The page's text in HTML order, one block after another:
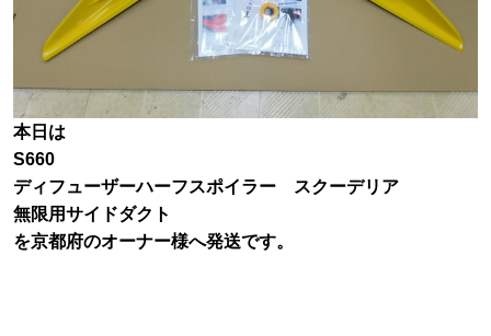
本日は
S660
ディフューザーハーフスポイラー スクーデリア
無限用サイドダクト
を京都府のオーナー様へ発送です。